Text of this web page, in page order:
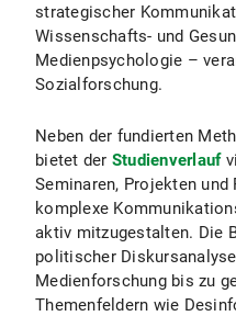
strategischer
Wissenschafts- und
Medienpsychologie –
Sozialforschung.
Neben der fundierten
bietet der Studienverlauf
Seminaren, Projekten
komplexe
aktiv mitzugestalten. Die
politischer
Medienforschung bis zu
Themenfeldern wie